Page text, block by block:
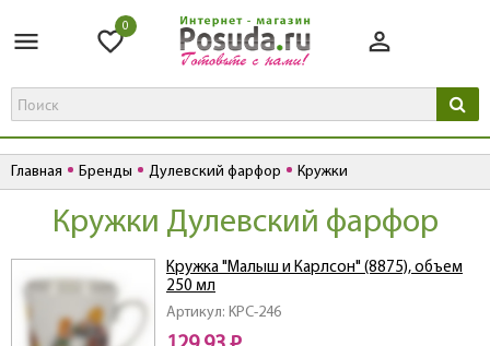
0
Главная Бренды Дулевский фарфор Кружки
Кружки Дулевский фарфор
Артикул: KPC-246
Кружка "Малыш и Карлсон" (8875), объем
250 мл